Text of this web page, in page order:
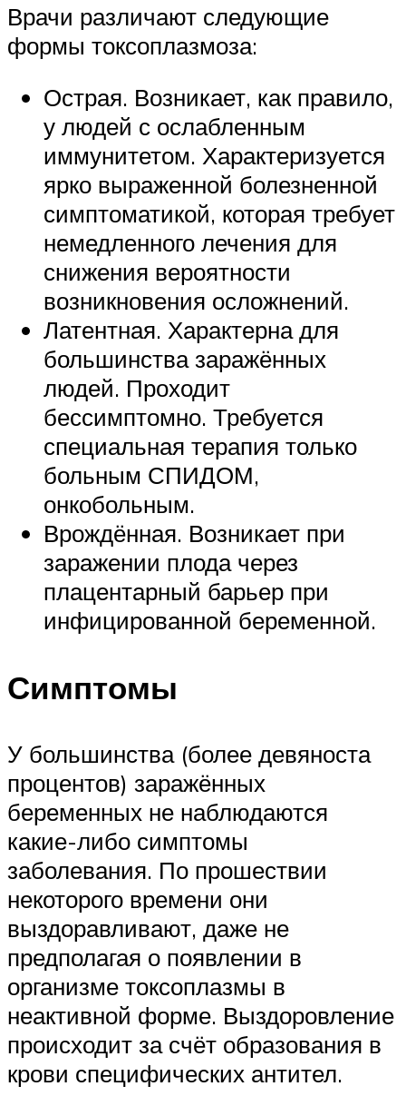
Врачи различают следующие
формы токсоплазмоза:
Острая. Возникает, как правило,
у людей с ослабленным
иммунитетом. Характеризуется
ярко выраженной болезненной
симптоматикой, которая требует
немедленного лечения для
снижения вероятности
возникновения осложнений.
Латентная. Характерна для
большинства заражённых
людей. Проходит
бессимптомно. Требуется
специальная терапия только
больным СПИДОМ,
онкобольным.
Врождённая. Возникает при
заражении плода через
плацентарный барьер при
инфицированной беременной.
Симптомы
У большинства (более девяноста
процентов) заражённых
беременных не наблюдаются
какие-либо симптомы
заболевания. По прошествии
некоторого времени они
выздоравливают, даже не
предполагая о появлении в
организме токсоплазмы в
неактивной форме. Выздоровление
происходит за счёт образования в
крови специфических антител.